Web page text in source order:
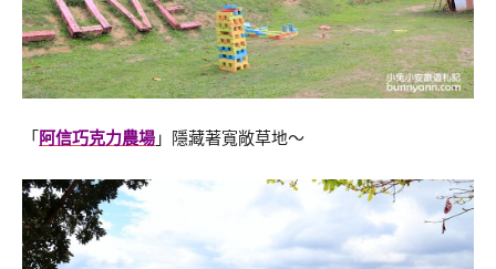
「 阿信巧克力農場 」隱藏著寬敞草地～